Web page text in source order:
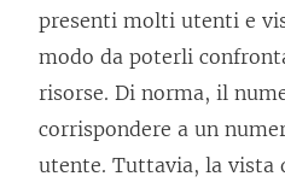
presenti molti utenti e
modo da poterli
risorse. Di norma, il
corrispondere a un
utente. Tuttavia, la vista